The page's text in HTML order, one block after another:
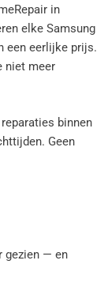
in
elke Samsung
een eerlijke prijs.
niet meer
binnen
Geen
gezien — en